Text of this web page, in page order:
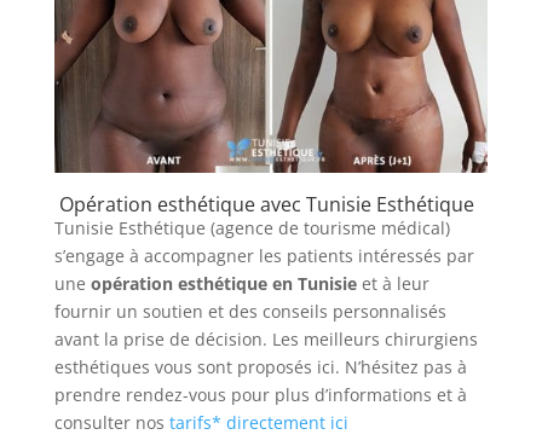
Opération esthétique avec Tunisie Esthétique
Tunisie Esthétique (agence de tourisme médical)
s’engage à accompagner les patients intéressés par
une opération esthétique en Tunisieet à leur
fournir un soutien et des conseils personnalisés
avant la prise de décision. Les meilleurs chirurgiens
esthétiques vous sont proposés ici. N’hésitez pas à
prendre rendez-vous pour plus d’informations et à
consulter nos tarifs* directement ici